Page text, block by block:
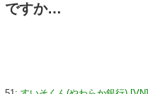
ですか…